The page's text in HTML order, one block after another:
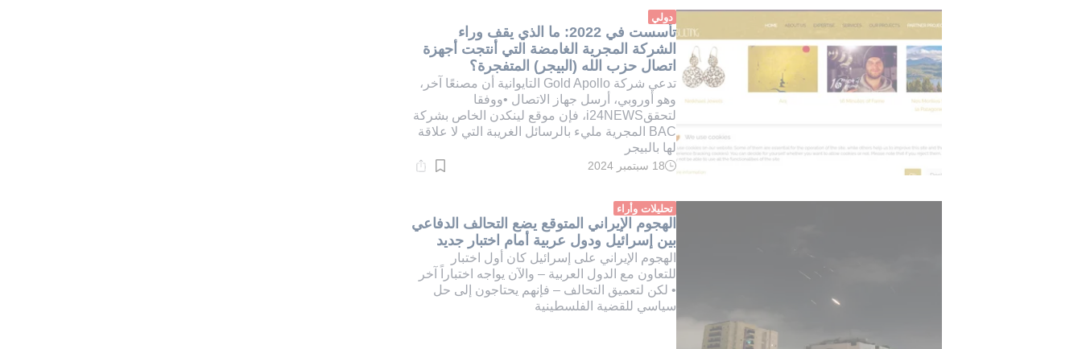
دقيقة.
دولي
تأسست في 2022: ما الذي يقف وراء
الشركة المجرية الغامضة التي أنتجت أجهزة
اتصال حزب الله (البيجر) المتفجرة؟
تدعي شركة Gold Apollo التايوانية أن مصنعًا آخر،
وهو أوروبي، أرسل جهاز الاتصال •ووفقا
لتحققi24NEWS، فإن موقع لينكدن الخاص بشركة
BAC المجرية مليء بالرسائل الغريبة التي لا علاقة
لها بالبيجر
وقت
دقيقة.
18 سبتمبر 2024
تحليلات وأراء
الهجوم الإيراني المتوقع يضع التحالف الدفاعي
بين إسرائيل ودول عربية أمام اختبار جديد
الهجوم الإيراني على إسرائيل كان أول اختبار
للتعاون مع الدول العربية – والآن يواجه اختباراً آخر
• لكن لتعميق التحالف – فإنهم يحتاجون إلى حل
سياسي للقضية الفلسطينية